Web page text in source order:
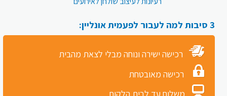
3 סיבות למה לעבור לפעמית אונליין:
רכישה ישירה ונוחה מבלי לצאת מהבית
רכישה מאובטחת
משלוח עד לבית הלקוח